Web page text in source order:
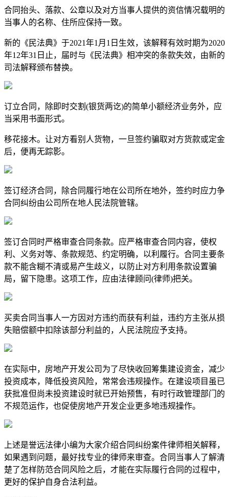
合同抬头、落款、公章以及对方当事人提供的资信情况载明的
当事人的名称、住所应保持一致。
新的《民法典》于2021年1月1日生效，该解释有效时期为2020
年12年31日止，届时与《民法典》相冲突的条款失效，由新的
司法解释颁布替换。
订立合同，除即时交割(银货两讫)的简单小额经济业务外，应
当采用书面形式。
移花接木。让对方看别人货物，一旦签约骗取对方货款或定金
后，便再无踪影。
签订经济合同，除合同履行地在公司所在地外，签约时应力争
合同纠纷由公司所在地人民法院管辖。
签订合同时严格审查合同条款。应严格审查合同内容，使权
利、义务对等、条款规范、约定明确，以利履行。合同主要条
款不能含糊不清或易产生歧义，以防止对方利用条款设置骗
局，留下隐患。这项工作，应由法律顾问(律师)把关。
买卖合同当事人一方因对方违约而获有利益，违约方主张从损
失赔偿额中扣除该部分利益的，人民法院应予支持。
在实际中，房地产开发公司为了尽快收回筹集建设资金，减少
投资成本，降低投资风险，常常会违规操作。在建设项目虽已
获批准但尚未投资建设时就已开始预售，有时行政管理部门的
不规范运作，也促使房地产开发企业更多地违规操作。
上述是誉远法律小编为大家介绍合同纠纷案件律师相关解释，
如果遇到问题，最好找专业的律师来审查。合同当事人了解清
楚了怎样防范合同风险之后，才能在实际履行合同的过程中，
更好的保护自身合法利益。